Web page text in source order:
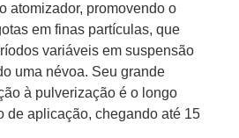
atomizador, promovendo o
em finas partículas, que
variáveis em suspensão
uma névoa. Seu grande
à pulverização é o longo
de aplicação, chegando até 15